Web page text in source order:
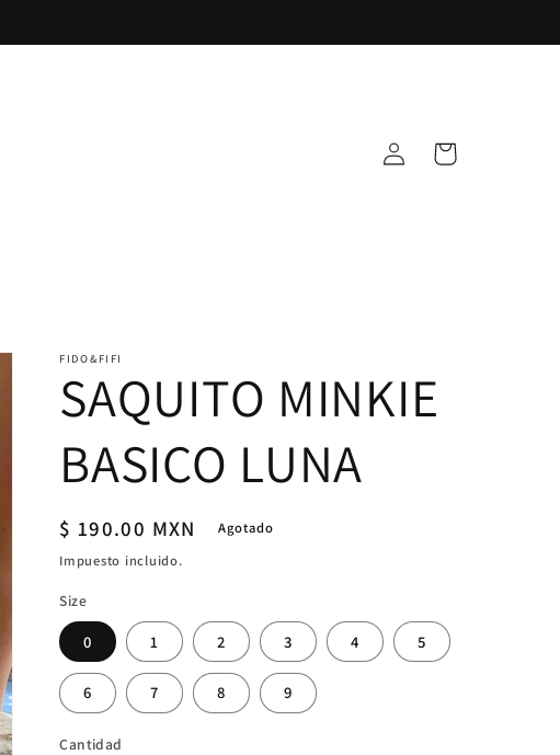
Iniciar
sesión
Carrito
FIDO&FIFI
SAQUITO MINKIE
BASICO LUNA
Precio
habitual
$ 190.00 MXN
Agotado
Impuesto incluido.
Size
0 1 2 3 4 5
6 7 8 9
Cantidad